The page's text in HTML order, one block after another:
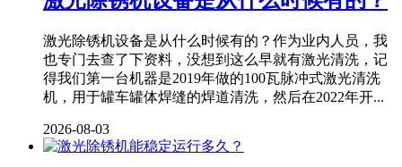
激光除锈机设备是从什么时候有的？作为业内人员，我
也专门去查了下资料，没想到这么早就有激光清洗，记
得我们第一台机器是2019年做的100瓦脉冲式激光清洗
机，用于罐车罐体焊缝的焊道清洗，然后在2022年开...
2026-08-03